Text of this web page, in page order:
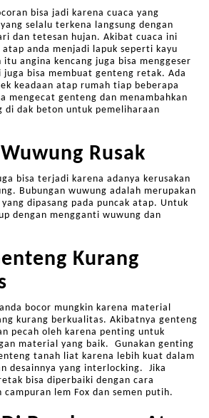
bisa jadi karena cuaca yang
selalu terkena langsung dengan
dan tetesan hujan. Akibat cuaca ini
anda menjadi lapuk seperti kayu
itu angina kencang juga bisa menggeser
juga bisa membuat genteng retak. Ada
keadaan atap rumah tiap beberapa
mengecat genteng dan menambahkan
di dak beton untuk pemeliharaan
Rusak
bisa terjadi karena adanya kerusakan
Bubungan wuwung adalah merupakan
dipasang pada puncak atap. Untuk
dengan mengganti wuwung dan
Kurang
bocor mungkin karena material
kurang berkualitas. Akibatnya genteng
pecah oleh karena penting untuk
material yang baik. Gunakan genting
tanah liat karena lebih kuat dalam
desainnya yang interlocking. Jika
bisa diperbaiki dengan cara
campuran lem Fox dan semen putih.